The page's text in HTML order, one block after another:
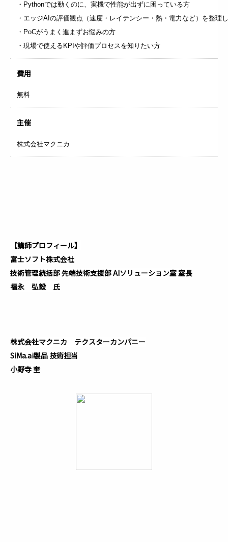
・Pythonでは動くのに、実機で性能が出ずに困っている方
・エッジAIの評価観点（速度・レイテンシー・熱・電力など）を整理
・PoCがうまく進まずお悩みの方
・現場で使えるKPIや評価プロセスを知りたい方
費用
無料
主催
株式会社マクニカ
【講師プロフィール】
富士ソフト株式会社
技術管理統括部 先端技術支援部 AIソリューション室 室長
福永 弘毅 氏
株式会社マクニカ テクスターカンパニー
SiMa.ai製品 技術担当
小野寺 奎